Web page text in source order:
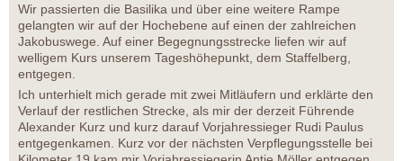
Wir passierten die Basilika und über eine weitere Rampe
gelangten wir auf der Hochebene auf einen der zahlreichen
Jakobuswege. Auf einer Begegnungsstrecke liefen wir auf
welligem Kurs unserem Tageshöhepunkt, dem Staffelberg,
entgegen.
Ich unterhielt mich gerade mit zwei Mitläufern und erklärte den
Verlauf der restlichen Strecke, als mir der derzeit Führende
Alexander Kurz und kurz darauf Vorjahressieger Rudi Paulus
entgegenkamen. Kurz vor der nächsten Verpflegungsstelle bei